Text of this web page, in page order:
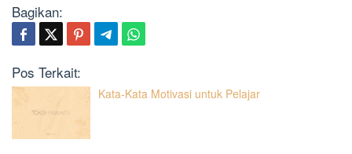
Bagikan:
Pos Terkait:
Kata-Kata Motivasi untuk Pelajar